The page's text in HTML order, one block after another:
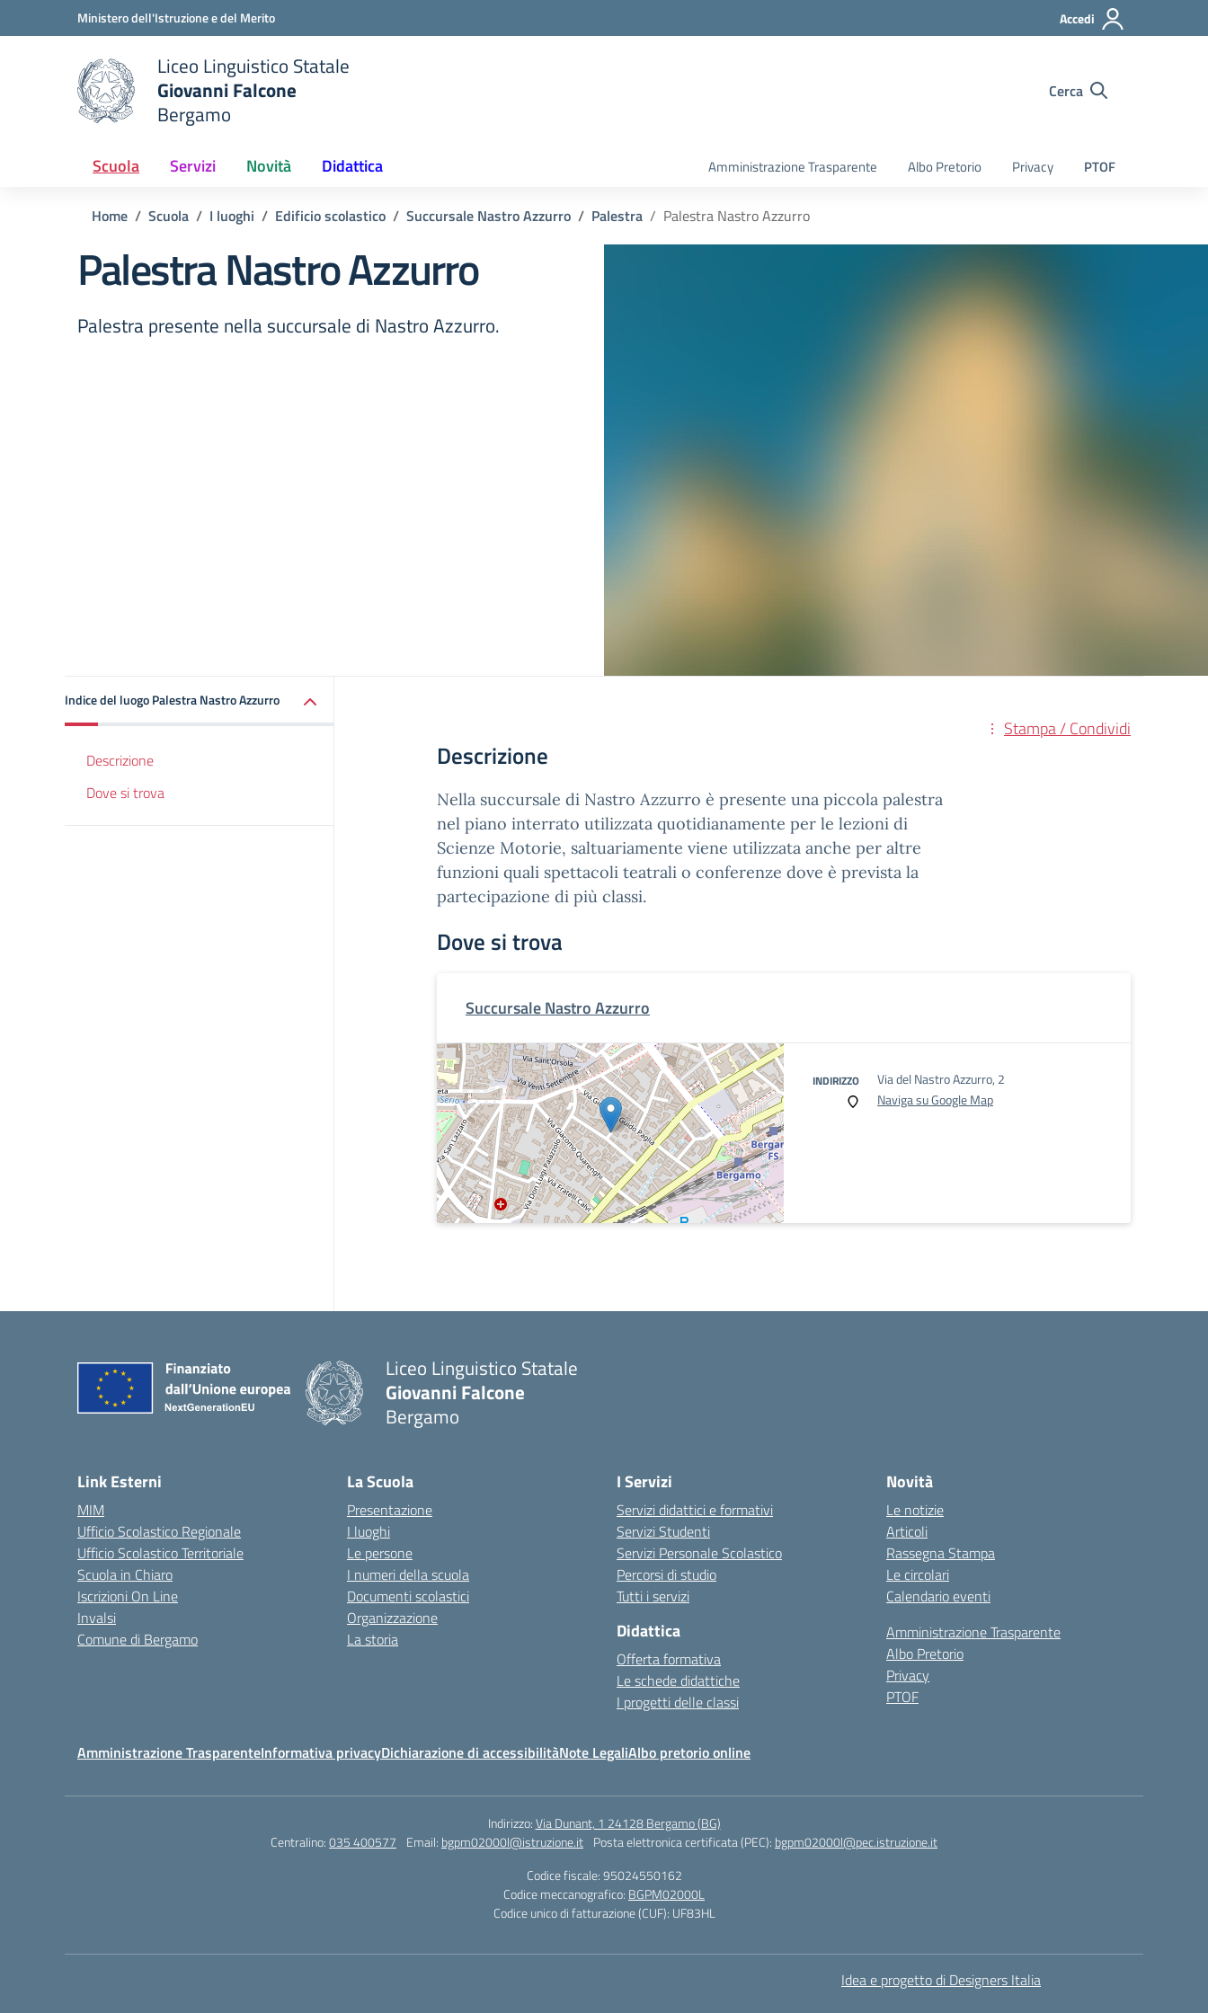
Vai ai contenuti
Vai al menu di navigazioneMinistero dell'Istruzione e del Merito Accedi
scuola
Liceo Linguistico Statale
Giovanni Falcone
Bergamo
Cerca
Scuola Servizi Novità Didattica Amministrazione Trasparente Albo Pretorio Privacy PTOF
Home Scuola I luoghi Edificio scolastico Succursale Nastro Azzurro Palestra Palestra Nastro Azzurro
Palestra Nastro Azzurro
Palestra presente nella succursale di Nastro Azzurro.
Indice del luogo Palestra Nastro Azzurro
Descrizione
Dove si trova
Stampa / Condividi
Descrizione
Nella succursale di Nastro Azzurro è presente una piccola palestra
nel piano interrato utilizzata quotidianamente per le lezioni di
Scienze Motorie, saltuariamente viene utilizzata anche per altre
funzioni quali spettacoli teatrali o conferenze dove è prevista la
partecipazione di più classi.
Dove si trova
Succursale Nastro Azzurro
INDIRIZZO
Via del Nastro Azzurro, 2
Naviga su Google Map
Liceo Linguistico Statale
Giovanni Falcone
Bergamo
Link Esterni
MIM
Ufficio Scolastico Regionale
Ufficio Scolastico Territoriale
Scuola in Chiaro
Iscrizioni On Line
Invalsi
Comune di Bergamo
La Scuola
Presentazione
I luoghi
Le persone
I numeri della scuola
Documenti scolastici
Organizzazione
La storia
I Servizi
Servizi didattici e formativi
Servizi Studenti
Servizi Personale Scolastico
Percorsi di studio
Tutti i servizi
Didattica
Offerta formativa
Le schede didattiche
I progetti delle classi
Novità
Le notizie
Articoli
Rassegna Stampa
Le circolari
Calendario eventi
Amministrazione Trasparente
Albo Pretorio
Privacy
PTOF
Amministrazione TrasparenteInformativa privacyDichiarazione di accessibilitàNote LegaliAlbo pretorio online
Indirizzo:Via Dunant, 1 24128 Bergamo (BG)
Centralino:035 400577 Email: bgpm02000l@istruzione.it Posta elettronica certificata (PEC): bgpm02000l@pec.istruzione.it
Codice fiscale: 95024550162
Codice meccanografico: BGPM02000L
Codice unico di fatturazione (CUF): UF83HL
Idea e progetto di Designers Italia